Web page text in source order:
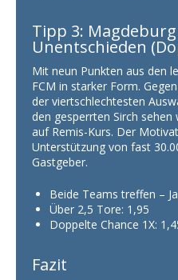
Tipp 3:
Unentschieden
Mit neun Punkten aus den
FCM in starker Form.
der viertschlechtesten
den gesperrten Sirch
auf Remis-Kurs. Der
Unterstützung von fast
Gastgeber.
Beide Teams treffen –
Über 2,5 Tore: 1,95
Doppelte Chance 1X:
Fazit